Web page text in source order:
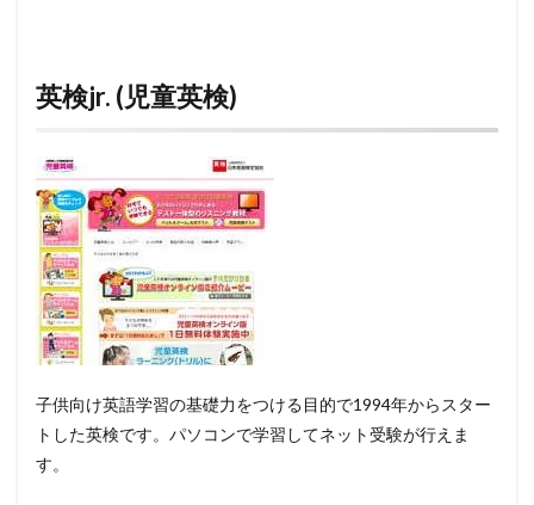
英検jr. (児童英検)
子供向け英語学習の基礎力をつける目的で1994年からスター
トした英検です。 パソコンで学習してネット受験が行えま
す。